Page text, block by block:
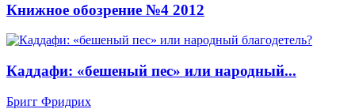
Книжное обозрение №4 2012
Каддафи: «бешеный пес» или народный...
Бригг Фридрих